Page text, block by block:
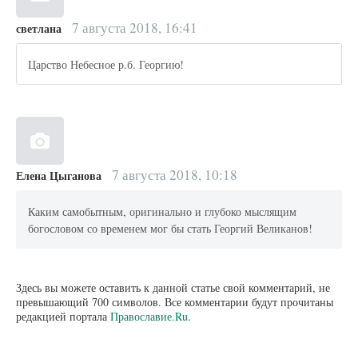
светлана 7 августа 2018, 16:41
Царство Небесное р.б. Георгию!
Елена Цыганова 7 августа 2018, 10:18
Каким самобытным, оригинально и глубоко мыслящим
богословом со временем мог бы стать Георгий Великанов!
Здесь вы можете оставить к данной статье свой комментарий, не
превышающий 700 символов. Все комментарии будут прочитаны
редакцией портала Православие.Ru.